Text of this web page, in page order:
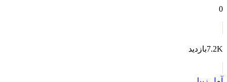
0
7.2Kبازدید